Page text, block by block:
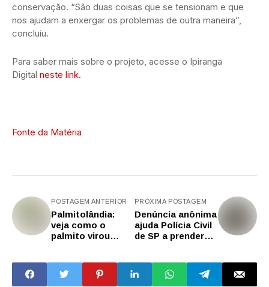
conservação. “São duas coisas que se tensionam e que
nos ajudam a enxergar os problemas de outra maneira”,
concluiu.
Para saber mais sobre o projeto, acesse o Ipiranga
Digital neste link.
Fonte da Matéria
POSTAGEM ANTERIOR
Palmitolândia:
veja como o
palmito virou
desenvolvimento
no Vale do Ribeira
PRÓXIMA POSTAGEM
Denúncia anônima
ajuda Polícia Civil
de SP a prender
estação São
Bento